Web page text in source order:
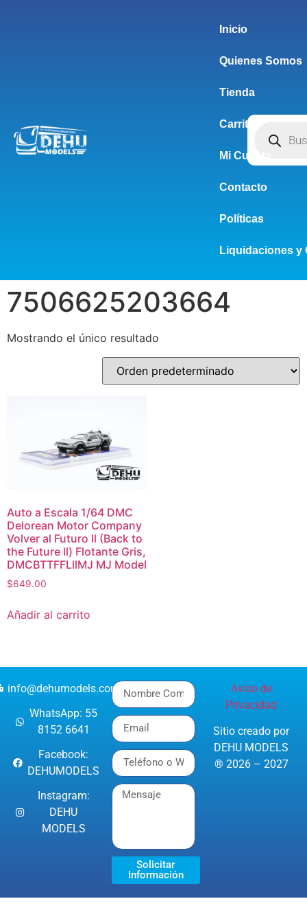
Inicio
Quienes Somos
Tienda
Carrito
Mi Cuenta
Contacto
Políticas
Liquidaciones y
7506625203664
Mostrando el único resultado
Auto a Escala 1/64 DMC
Delorean Motor Company
Volver al Futuro ll (Back to
the Future ll) Flotante Gris,
DMCBTTFFLllMJ MJ Model
$649.00
Añadir al carrito
info@dehumodels.com
WhatsApp: 55
8152 6641
Facebook:
DEHUMODELS
Instagram:
DEHU
MODELS
Solicitar
Información
Aviso de
Privacidad
Sitio creado por
DEHU MODELS
® 2026 – 2027